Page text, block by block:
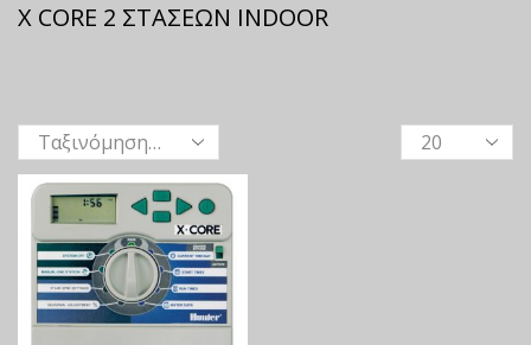
X CORE 2 ΣΤΑΣΕΩΝ INDOOR